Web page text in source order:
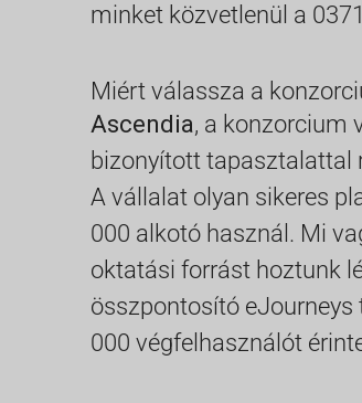
minket közvetlenül a
Miért válassza a
Ascendia, a konzorcium
bizonyított tapasztalattal
A vállalat olyan sikeres
000 alkotó használ. Mi
oktatási forrást hoztunk
összpontosító
000 végfelhasználót